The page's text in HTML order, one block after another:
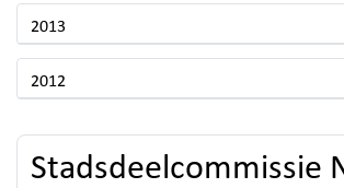
2013
2012
Stadsdeelcommissie